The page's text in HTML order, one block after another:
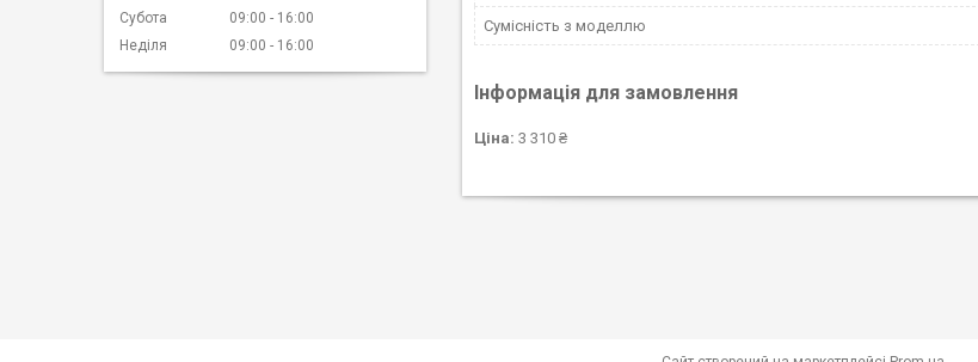
Сумісність з моделлю
Інформація для замовлення
Ціна: 3 310 ₴
Субота
09:00
16:00
Неділя
09:00 16:00